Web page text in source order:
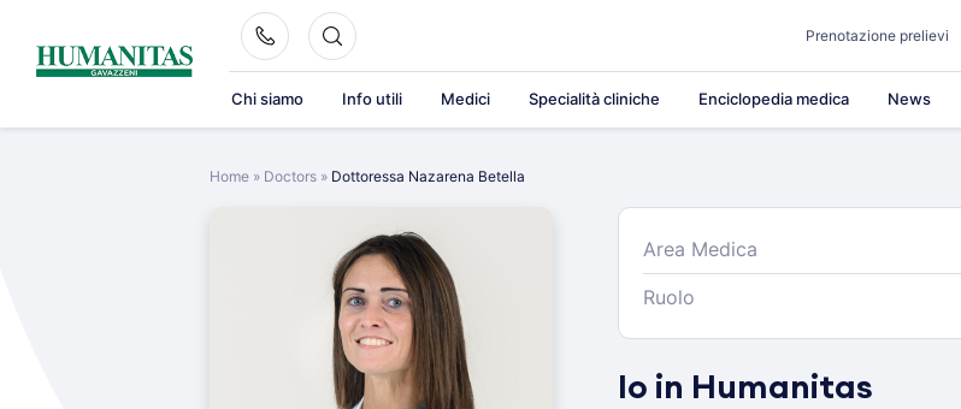
content
Prenotazione prelievi
Chi siamo Info utili Medici Specialità cliniche Enciclopedia medica News
Home » Doctors » Dottoressa Nazarena Betella
Area Medica
Ruolo
Io in Humanitas